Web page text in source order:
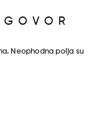
Neophodna polja su